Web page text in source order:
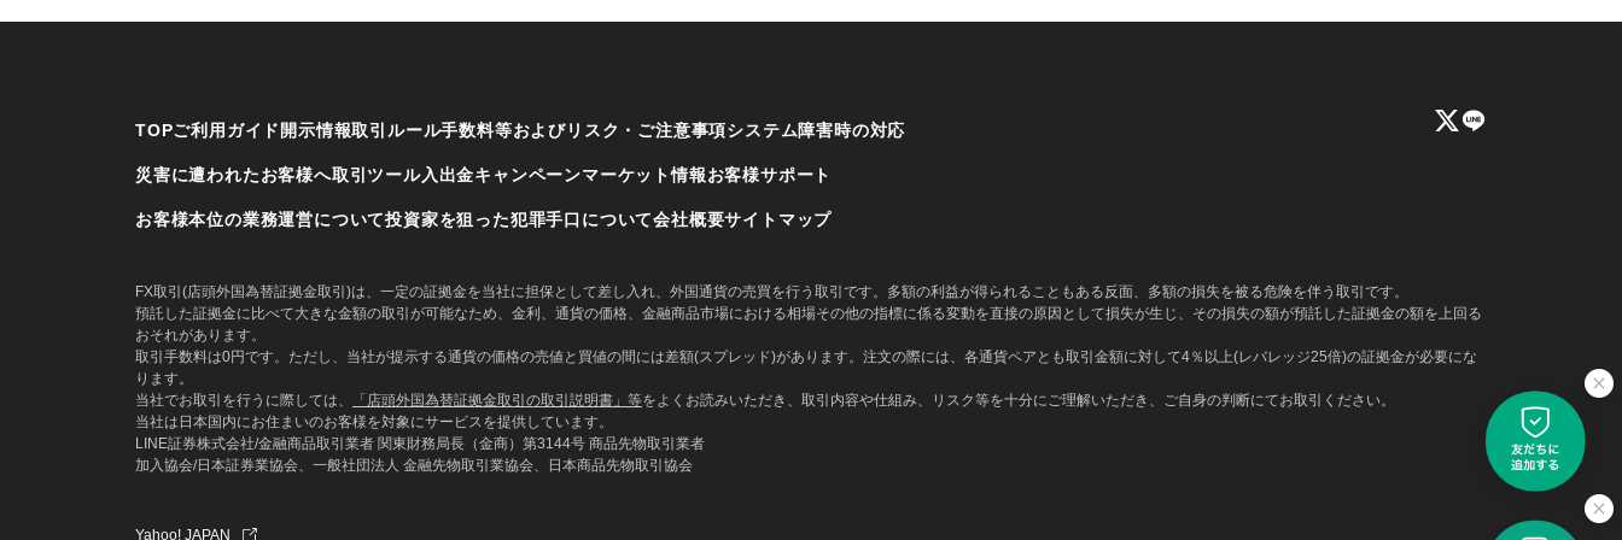
TOPご利用ガイド 開示情報取引ルール手数料等およびリスク・ご注意事項システム障害時の対応
災害に遭われたお客様へ取引ツール入出金キャンペーンマーケット情報お客様サポート
お客様本位の業務運営について投資家を狙った犯罪手口について会社概要サイトマップ
FX取引(店頭外国為替証拠金取引)は、一定の証拠金を当社に担保として差し入れ、外国通貨の売買を行う取引です。多額の利益が得られることもある反面、多額の損失を被る危険を伴う取引です。
預託した証拠金に比べて大きな金額の取引が可能なため、金利、通貨の価格、金融商品市場における相場その他の指標に係る変動を直接の原因として損失が生じ、その損失の額が預託した証拠金の額を上回る
おそれがあります。
取引手数料は0円です。ただし、当社が提示する通貨の価格の売値と買値の間には差額(スプレッド)があります。注文の際には、各通貨ペアとも取引金額に対して4％以上(レバレッジ25倍)の証拠金が必要にな
ります。
当社でお取引を行うに際しては、
「店頭外国為替証拠金取引の取引説明書」等をよくお読みいただき、取引内容や仕組み、リスク等を十分にご理解いただき、ご自身の判断にてお取引ください。
当社は日本国内にお住まいのお客様を対象にサービスを提供しています。
LINE証券株式会社/金融商品取引業者 関東財務局長（金商）第3144号 商品先物取引業者
加入協会/日本証券業協会、一般社団法人 金融先物取引業協会、日本商品先物取引協会
Yahoo! JAPAN